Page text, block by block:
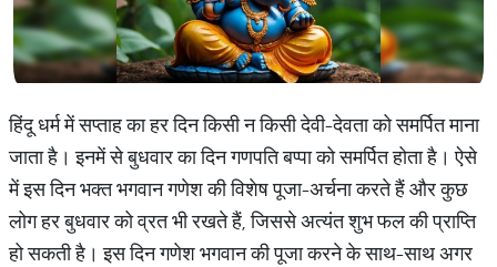
हिंदू धर्म में सप्ताह का हर दिन किसी न किसी देवी-देवता को समर्पित माना
जाता है। इनमें से बुधवार का दिन गणपति बप्पा को समर्पित होता है। ऐसे
में इस दिन भक्त भगवान गणेश की विशेष पूजा-अर्चना करते हैं और कुछ
लोग हर बुधवार को व्रत भी रखते हैं, जिससे अत्यंत शुभ फल की प्राप्ति
हो सकती है। इस दिन गणेश भगवान की पूजा करने के साथ-साथ अगर